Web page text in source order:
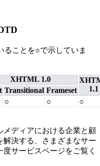
ることを○で示していま
XHTML 1.0
1.1
Transitional Frameset
○ ○
○
メディアにおける企業と顧
決する、さまざまなサー
サービスページをご覧く